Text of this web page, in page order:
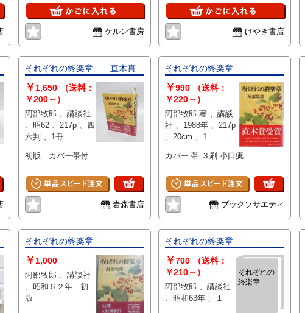
ケルン書房
全て、状態に関わらず「中古品
（並）」と表示されています。
「日本の古本屋」は６段階の「状
態」表記が必須となりましたが、
簡易な区分けは適切ではない（不
可能な）為、状態欄の「中古品
（並）」という表現は考慮にいれ
ないで下さい。痛みなどの瑕疵に
つきましては、解説欄等をご参考
にして下さい。状態表記の無いも
のは特に問題なく良好とお考え下
けやき書店
それぞれの終楽章 直木賞
￥ 1,650
（送料：
￥200～）
阿部牧郎 、講談社
、昭62 、217p 、四
六判 、1冊
初版 カバー帯付
岩森書店
それぞれの終楽章
￥990
（送料：
￥220～）
阿部牧郎 著 、講談
社 、1988年 、217p
、20cm 、1
カバー 帯 ３刷 小口疵
ブックソサエティ
それぞれの終楽章
￥ 1,000
阿部牧郎 、講談社
、昭和６２年 初
版
それぞれの終楽章
それぞれの
終楽章
￥700
（送料：
￥210～）
阿部牧郎 、講談社
、昭和63年 、１